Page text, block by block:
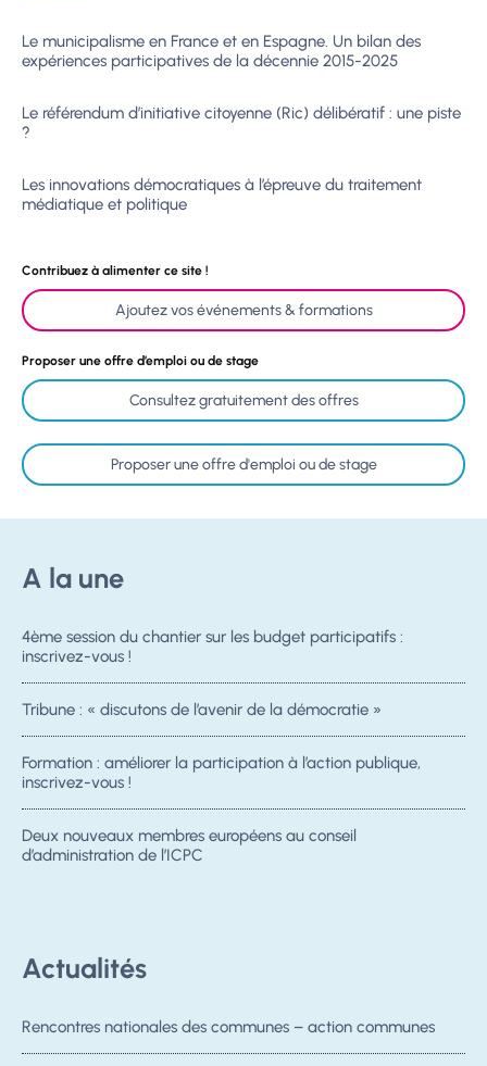
Le municipalisme en France et en Espagne. Un bilan des
expériences participatives de la décennie 2015-2025
Le référendum d’initiative citoyenne (Ric) délibératif : une piste
?
Les innovations démocratiques à l’épreuve du traitement
médiatique et politique
Contribuez à alimenter ce site !
Ajoutez vos événements & formations
Proposer une offre d’emploi ou de stage
Consultez gratuitement des offres
Proposer une offre d'emploi ou de stage
A la une
4ème session du chantier sur les budget participatifs :
inscrivez-vous !
Tribune : « discutons de l’avenir de la démocratie »
Formation : améliorer la participation à l’action publique,
inscrivez-vous !
Deux nouveaux membres européens au conseil
d’administration de l’ICPC
Actualités
Rencontres nationales des communes – action communes